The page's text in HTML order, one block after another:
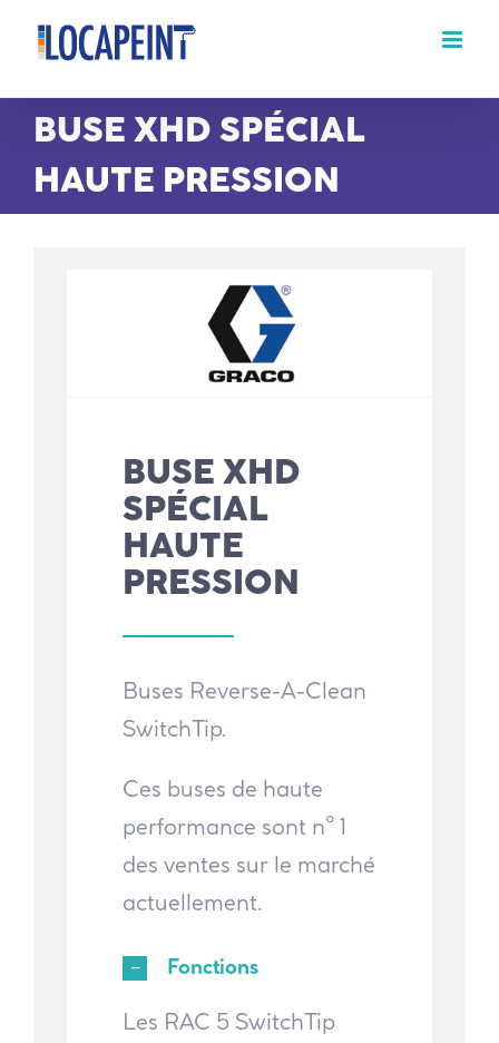
Passer
contenu
BUSE XHD SPÉCIAL
HAUTE PRESSION
BUSE XHD
SPÉCIAL
HAUTE
PRESSION
Buses Reverse-A-Clean
SwitchTip.
Ces buses de haute
performance sont n° 1
des ventes sur le marché
actuellement.
Fonctions
Les RAC 5 SwitchTip